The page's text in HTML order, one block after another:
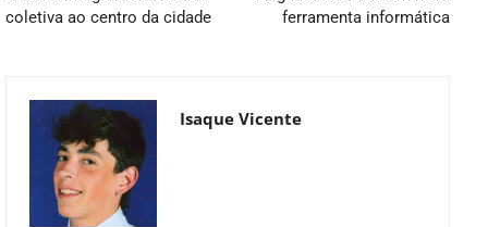
coletiva ao centro da cidade
ferramenta informática
Isaque Vicente